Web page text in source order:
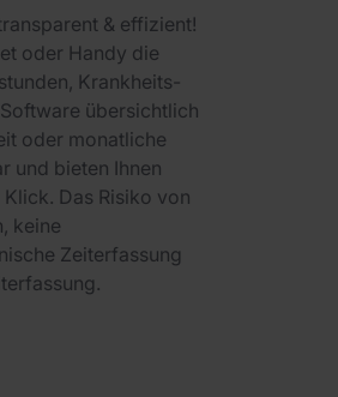
& effizient!
oder Handy die
Krankheits-
übersichtlich
oder monatliche
und bieten Ihnen
Das Risiko von
keine
Zeiterfassung